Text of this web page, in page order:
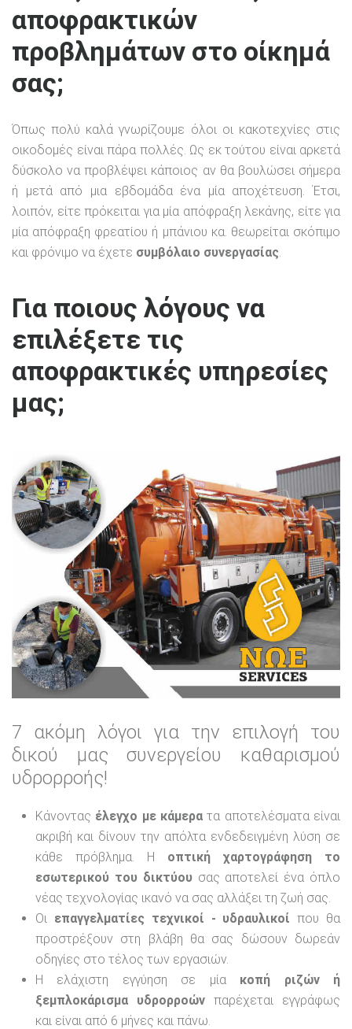
αποφρακτικών
προβλημάτων στο οίκημά
σας;
Όπως πολύ καλά γνωρίζουμε όλοι οι κακοτεχνίες στις
οικοδομές είναι πάρα πολλές. Ως εκ τούτου είναι αρκετά
δύσκολο να προβλέψει κάποιος αν θα βουλώσει σήμερα
ή μετά από μια εβδομάδα ένα μία αποχέτευση. Έτσι,
λοιπόν, είτε πρόκειται για μία απόφραξη λεκάνης, είτε για
μία απόφραξη φρεατίου ή μπάνιου κα. θεωρείται σκόπιμο
και φρόνιμο να έχετε συμβόλαιο συνεργασίας.
Για ποιους λόγους να
επιλέξετε τις
αποφρακτικές υπηρεσίες
μας;
7 ακόμη λόγοι για την επιλογή του
δικού μας συνεργείου καθαρισμού
υδρορροής!
Κάνοντας έλεγχο με κάμερα τα αποτελέσματα είναι
ακριβή και δίνουν την απόλτα ενδεδειγμένη λύση σε
κάθε πρόβλημα. Η οπτική χαρτογράφηση το
εσωτερικού του δικτύουσας αποτελεί ένα όπλο
νέας τεχνολογίας ικανό να σας αλλάξει τη ζωή σας.
Οι επαγγελματίες τεχνικοί - υδραυλικοί που θα
προστρέξουν στη βλάβη θα σας δώσουν δωρεάν
οδηγίες στο τέλος των εργασιών.
Η ελάχιστη εγγύηση σε μία κοπή ριζών ή
ξεμπλοκάρισμα υδρορροών παρέχεται εγγράφως
και είναι από 6 μήνες και πάνω.